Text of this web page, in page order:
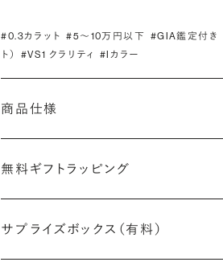
#0.3カラット #5〜10万円以下 #GIA鑑定付き
ト）
#VS1 クラリティ #Iカラー
商品仕様
(最小直径-最大直径×深さ)
無料ギフトラッピング
サプライズボックス（有料）